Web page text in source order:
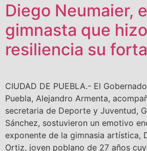
Diego Neumaier,
gimnasta que
resiliencia su
CIUDAD DE PUEBLA.- El
Puebla, Alejandro Armenta,
secretaria de Deporte y Juventud,
Sánchez, sostuvieron un emotivo
exponente de la gimnasia artística,
Ortiz, joven poblano de 27 años